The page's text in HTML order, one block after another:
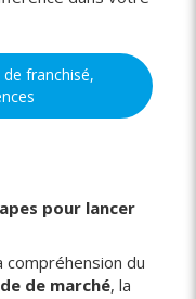
franchisé,
pour lancer
compréhension du
de marché, la